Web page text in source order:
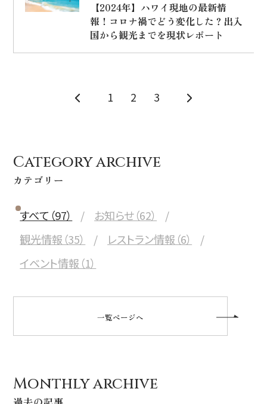
【2024年】ハワイ現地の最新情
報！コロナ禍でどう変化した？出入
国から観光までを現状レポート
1 2 3
Category archive
カテゴリー
すべて（97）
お知らせ（62）
観光情報（35）
レストラン情報（6）
イベント情報（1）
一覧ページへ
Monthly archive